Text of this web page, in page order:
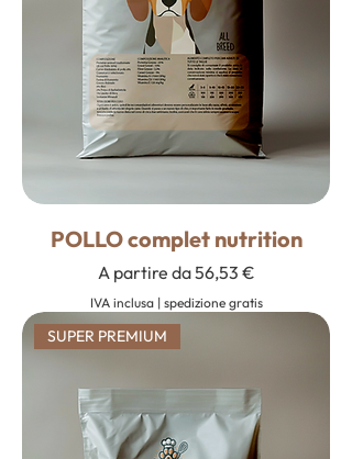
POLLO complet nutrition
A partire da56,53 €
Prezzo scontato
IVA inclusa| spedizione gratis
SUPER PREMIUM